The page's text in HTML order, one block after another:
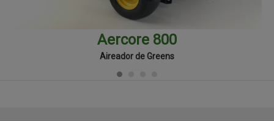
Aercore 800
Aireador de Greens